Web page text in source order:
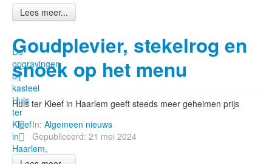
Lees meer...
De
opgravingen
bij
kasteel
Huis
ter
Kleef
in
Haarlem,
1990-
Goudplevier, stekelrog en
snoek op het menu
Huis ter Kleef in Haarlem geeft steeds meer geheimen prijs
In: Algemeen nieuws
Gepubliceerd: 21 mei 2024